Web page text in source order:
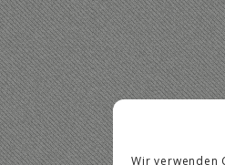
Wir verwenden